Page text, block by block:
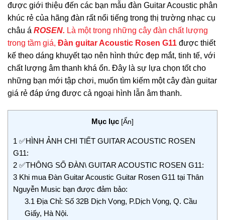
được giới thiệu đến các bạn mẫu đàn Guitar Acoustic phân
khúc rẻ của hãng đàn rất nổi tiếng trong thị trường nhạc cụ
châu á ROSEN. Là một trong những cây đàn chất lượng
trong tầm giá, Đàn guitar Acoustic Rosen G11 được thiết
kế theo dáng khuyết tạo nên hình thức đẹp mắt, tinh tế, với
chất lượng âm thanh khá ổn. Đây là sự lựa chọn tốt cho
những bạn mới tập chơi, muốn tìm kiếm một cây đàn guitar
giá rẻ đáp ứng được cả ngoại hình lẫn âm thanh.
Mục lục [Ẩn]
1 ✅HÌNH ẢNH CHI TIẾT GUITAR ACOUSTIC ROSEN
G11:
2 ✅THÔNG SỐ ĐÀN\ GUITAR ACOUSTIC ROSEN G11:
3 Khi mua Đàn Guitar Acoustic Guitar Rosen G11 tại Thân
Nguyễn Music bạn được đảm bảo:
3.1 Địa Chỉ: Số 32B Dịch Vọng, P.Dịch Vọng, Q. Cầu
Giấy, Hà Nội.